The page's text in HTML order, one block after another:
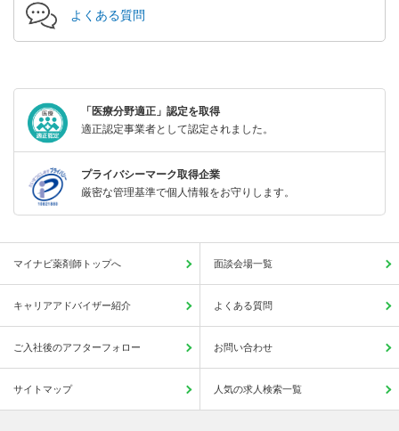
よくある質問
「医療分野適正」認定を取得
適正認定事業者として認定されました。
プライバシーマーク取得企業
厳密な管理基準で個人情報をお守りします。
マイナビ薬剤師トップへ 面談会場一覧
キャリアアドバイザー紹介 よくある質問
ご入社後のアフターフォロー お問い合わせ
サイトマップ 人気の求人検索一覧